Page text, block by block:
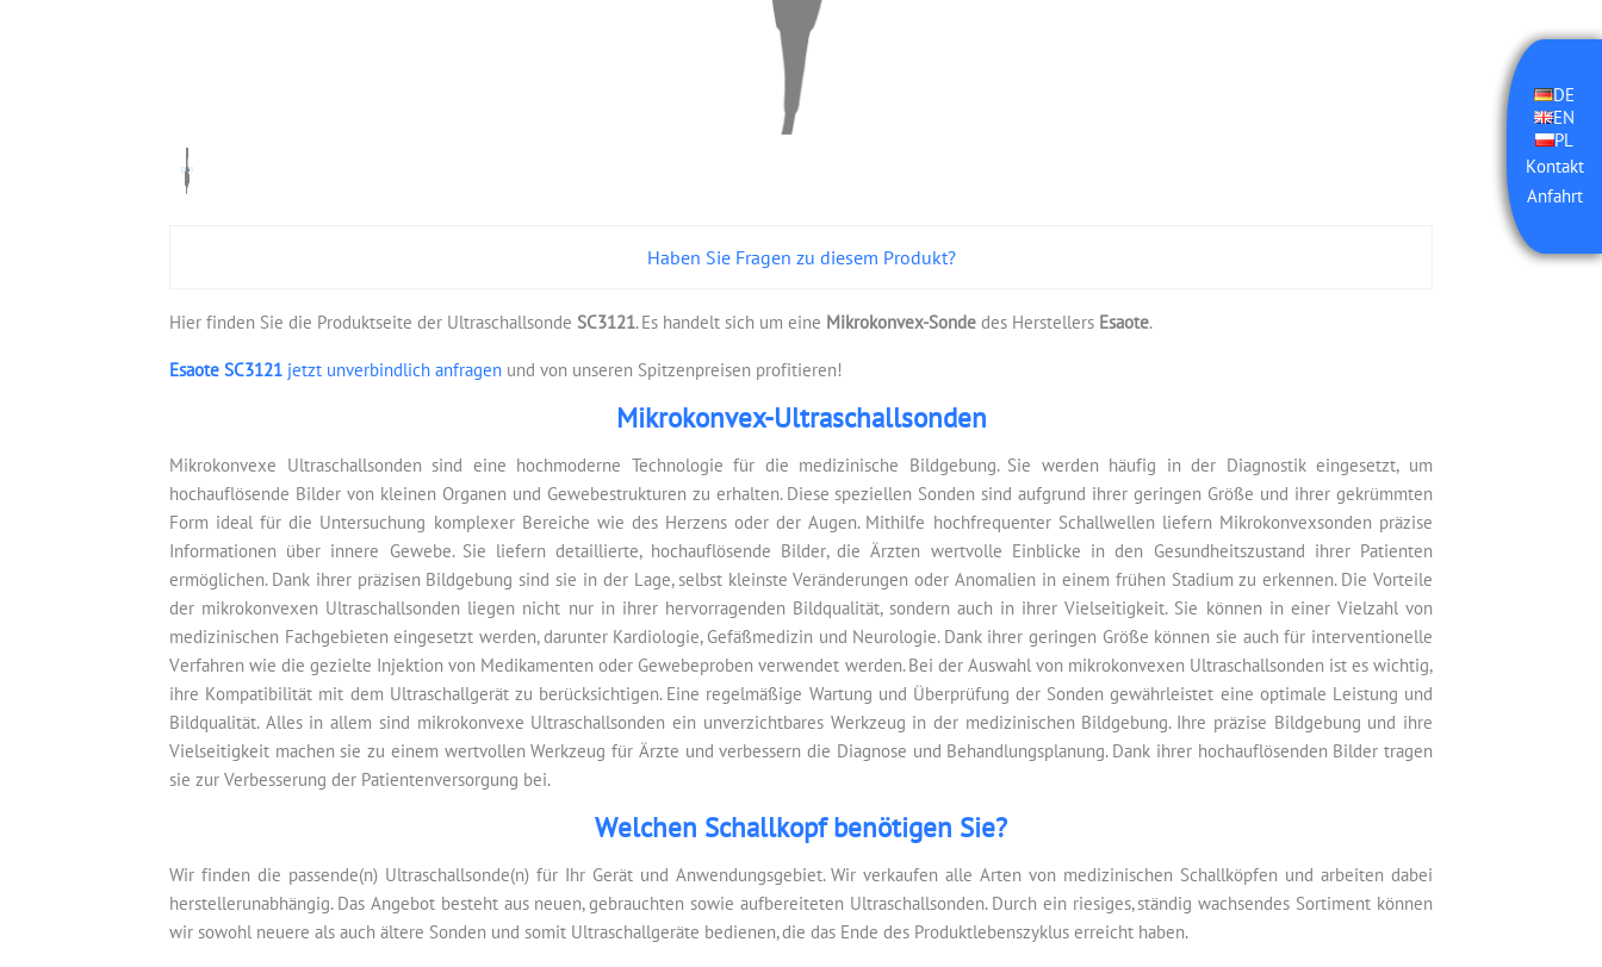
DE
EN
PL
Kontakt
Anfahrt
Haben Sie Fragen zu diesem Produkt?
Hier finden Sie die Produktseite der Ultraschallsonde SC3121. Es handelt sich um eine Mikrokonvex-Sonde des Herstellers Esaote.
Esaote SC3121 jetzt unverbindlich anfragen und von unseren Spitzenpreisen profitieren!
Mikrokonvex-Ultraschallsonden
Mikrokonvexe Ultraschallsonden sind eine hochmoderne Technologie für die medizinische Bildgebung. Sie werden häufig in der Diagnostik eingesetzt, um
hochauflösende Bilder von kleinen Organen und Gewebestrukturen zu erhalten. Diese speziellen Sonden sind aufgrund ihrer geringen Größe und ihrer gekrümmten
Form ideal für die Untersuchung komplexer Bereiche wie des Herzens oder der Augen. Mithilfe hochfrequenter Schallwellen liefern Mikrokonvexsonden präzise
Informationen über innere Gewebe. Sie liefern detaillierte, hochauflösende Bilder, die Ärzten wertvolle Einblicke in den Gesundheitszustand ihrer Patienten
ermöglichen. Dank ihrer präzisen Bildgebung sind sie in der Lage, selbst kleinste Veränderungen oder Anomalien in einem frühen Stadium zu erkennen. Die Vorteile
der mikrokonvexen Ultraschallsonden liegen nicht nur in ihrer hervorragenden Bildqualität, sondern auch in ihrer Vielseitigkeit. Sie können in einer Vielzahl von
medizinischen Fachgebieten eingesetzt werden, darunter Kardiologie, Gefäßmedizin und Neurologie. Dank ihrer geringen Größe können sie auch für interventionelle
Verfahren wie die gezielte Injektion von Medikamenten oder Gewebeproben verwendet werden. Bei der Auswahl von mikrokonvexen Ultraschallsonden ist es wichtig,
ihre Kompatibilität mit dem Ultraschallgerät zu berücksichtigen. Eine regelmäßige Wartung und Überprüfung der Sonden gewährleistet eine optimale Leistung und
Bildqualität. Alles in allem sind mikrokonvexe Ultraschallsonden ein unverzichtbares Werkzeug in der medizinischen Bildgebung. Ihre präzise Bildgebung und ihre
Vielseitigkeit machen sie zu einem wertvollen Werkzeug für Ärzte und verbessern die Diagnose und Behandlungsplanung. Dank ihrer hochauflösenden Bilder tragen
sie zur Verbesserung der Patientenversorgung bei.
Welchen Schallkopf benötigen Sie?
Wir finden die passende(n) Ultraschallsonde(n) für Ihr Gerät und Anwendungsgebiet. Wir verkaufen alle Arten von medizinischen Schallköpfen und arbeiten dabei
herstellerunabhängig. Das Angebot besteht aus neuen, gebrauchten sowie aufbereiteten Ultraschallsonden. Durch ein riesiges, ständig wachsendes Sortiment können
wir sowohl neuere als auch ältere Sonden und somit Ultraschallgeräte bedienen, die das Ende des Produktlebenszyklus erreicht haben.